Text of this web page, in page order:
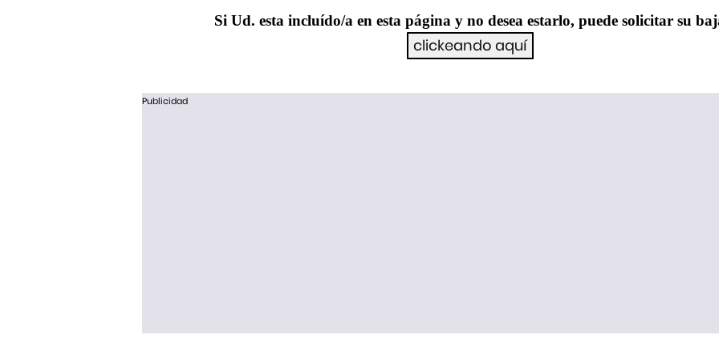
Si Ud. esta incluído/a en esta página y no desea estarlo, puede solicitar su
Publicidad